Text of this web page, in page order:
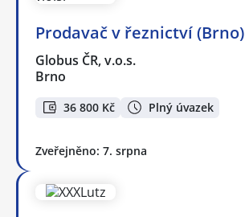
Prodavač v řeznictví (Brno)
Globus ČR, v.o.s.
Brno
36 800 Kč Plný úvazek
Zveřejněno: 7. srpna